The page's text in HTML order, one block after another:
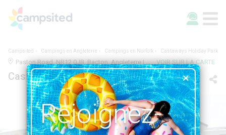
Campsited Campings en Angleterre Campings en Norfolk Castaways Holiday Park
Paston Road, NR12 0JB, Bacton, Angleterre | 0.8KM DE BACTON VOIR SUR LA CARTE
Castaways Holiday Park
Rejoignez-